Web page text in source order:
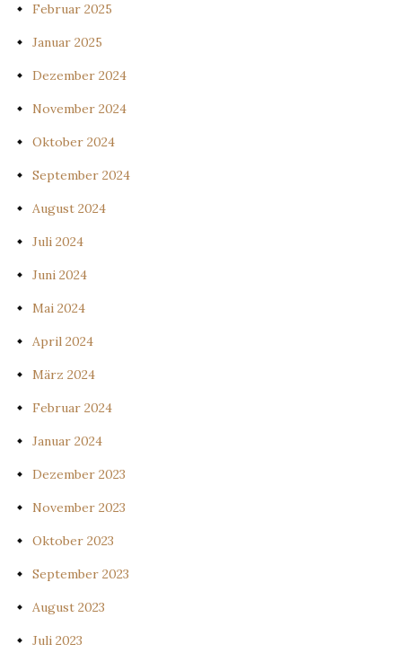
Februar 2025
Januar 2025
Dezember 2024
November 2024
Oktober 2024
September 2024
August 2024
Juli 2024
Juni 2024
Mai 2024
April 2024
März 2024
Februar 2024
Januar 2024
Dezember 2023
November 2023
Oktober 2023
September 2023
August 2023
Juli 2023